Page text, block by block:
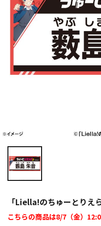
「Liella!のちゅーとりえ
こちらの商品は8/7（金）